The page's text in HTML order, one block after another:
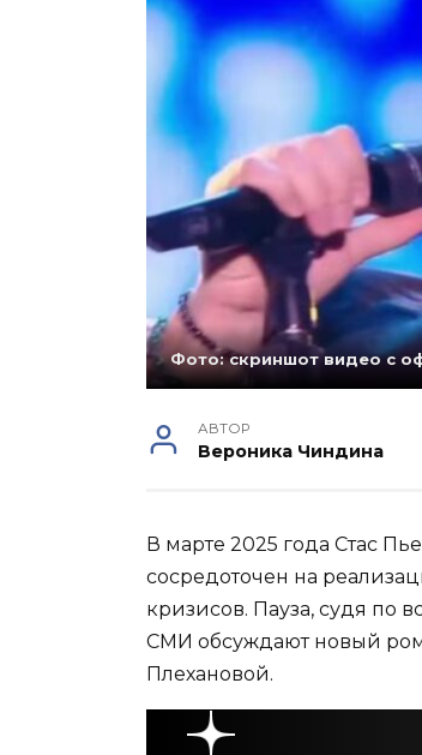
Фото: скриншот видео с
АВТОР
Вероника Чиндина
В марте 2025 года Стас
сосредоточен на
кризисов. Пауза, судя по
СМИ обсуждают новый
Плехановой.